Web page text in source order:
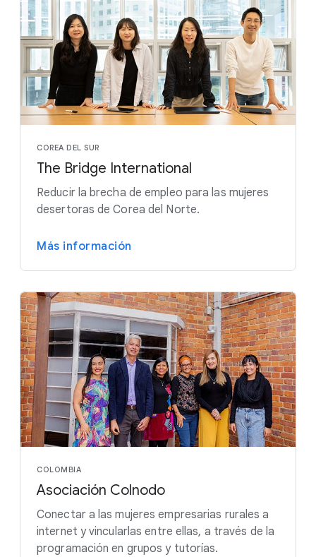
COREA DEL SUR
The Bridge International
Reducir la brecha de empleo para las mujeres
desertoras de Corea del Norte.
Más información
COLOMBIA
Asociación Colnodo
Conectar a las mujeres empresarias rurales a
internet y vincularlas entre ellas, a través de la
programación en grupos y tutorías.